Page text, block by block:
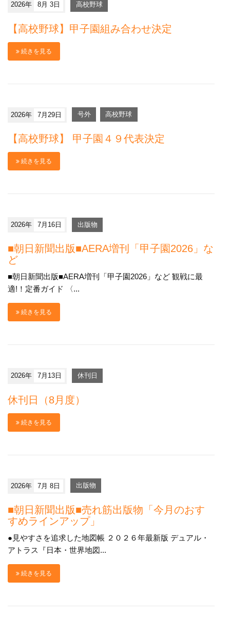
2026年 8月 3日 高校野球
【高校野球】甲子園組み合わせ決定
続きを見る
2026年 7月29日 号外 高校野球
【高校野球】 甲子園４９代表決定
続きを見る
2026年 7月16日 出版物
■朝日新聞出版■AERA増刊「甲子園2026」な
ど
■朝日新聞出版■AERA増刊「甲子園2026」など 観戦に最
適!！定番ガイド 〈...
続きを見る
2026年 7月13日 休刊日
休刊日（8月度）
続きを見る
2026年 7月 8日 出版物
■朝日新聞出版■売れ筋出版物「今月のおす
すめラインアップ」
●見やすさを追求した地図帳 ２０２６年最新版 デュアル・
アトラス『日本・世界地図...
続きを見る